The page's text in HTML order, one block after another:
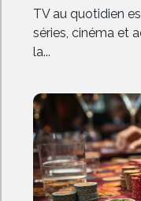
TV au quotidien
séries, cinéma et
la...